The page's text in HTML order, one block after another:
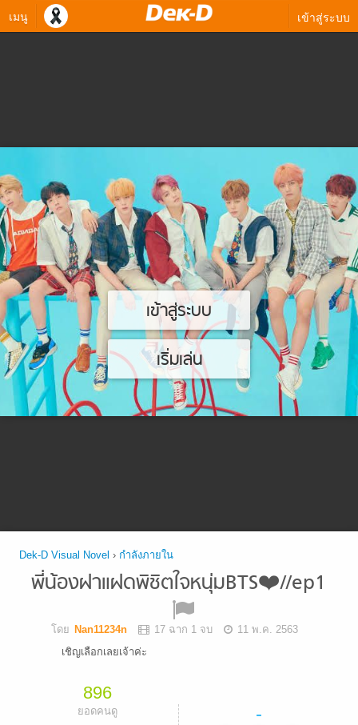
เมนู เข้าสู่ระบบ
เข้าสู่ระบบ
เริ่มเล่น
Dek-D Visual Novel › กำลังภายใน
พี่น้องฝาแฝดพิชิตใจหนุ่มBTS❤️//ep1
โดย Nan11234n 17 ฉาก 1 จบ
11 พ.ค. 2563
เชิญเลือกเลยเจ้าค่ะ
896
ยอดคนดู -